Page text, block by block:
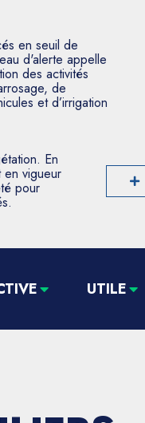
en seuil de
d'alerte appelle
des activités
de
et d’irrigation
En
en vigueur
pour
UTILE